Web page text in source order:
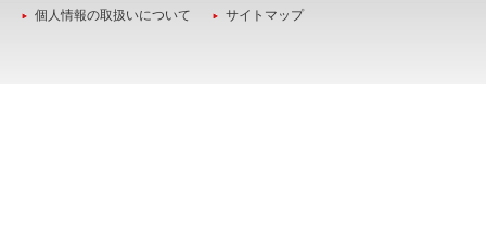
個人情報の取扱いについて サイトマップ